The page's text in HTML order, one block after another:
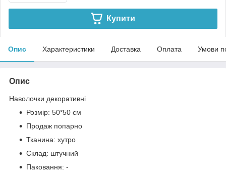
Купити
Опис Характеристики Доставка Оплата Умови
Опис
Наволочки декоративні
Розмір: 50*50 см
Продаж попарно
Тканина: хутро
Склад: штучний
Паковання: -